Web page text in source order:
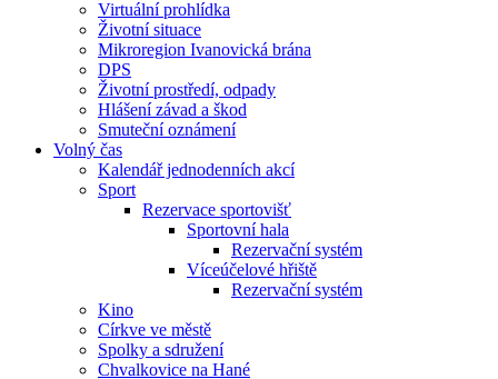
Virtuální prohlídka
Životní situace
Mikroregion Ivanovická brána
DPS
Životní prostředí, odpady
Hlášení závad a škod
Smuteční oznámení
Volný čas
Kalendář jednodenních akcí
Sport
Rezervace sportovišť
Sportovní hala
Rezervační systém
Víceúčelové hřiště
Rezervační systém
Kino
Církve ve městě
Spolky a sdružení
Chvalkovice na Hané